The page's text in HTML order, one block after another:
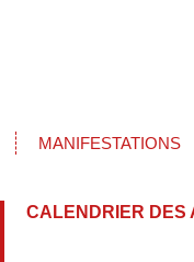
MANIFESTATIONS
CALENDRIER DES